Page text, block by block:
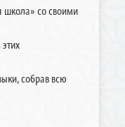
со своими
собрав всю